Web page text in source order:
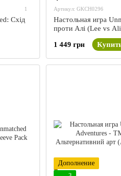
1
Схід
Артикул: GKCH0296
Настольная игра
проти Алі (Lee vs
1 449 грн
Дополнение